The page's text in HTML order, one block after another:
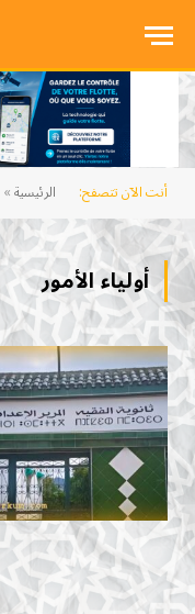
أنت الآن تتصفح: الرئيسية»
أولياء الأمور